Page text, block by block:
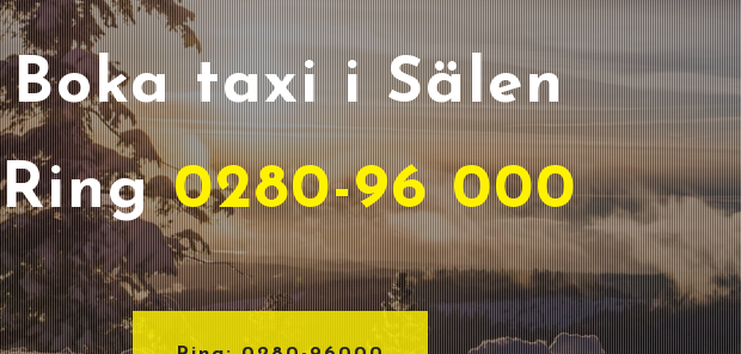
Boka taxi i Sälen
Ring0280-96 000